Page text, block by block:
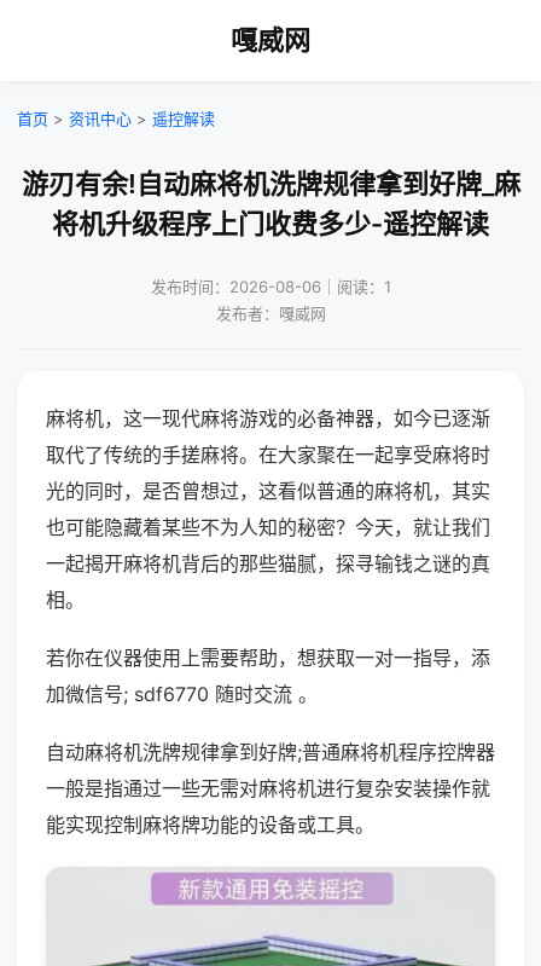
嘎威网
首页 > 资讯中心 > 遥控解读
游刃有余!自动麻将机洗牌规律拿到好牌_麻
将机升级程序上门收费多少-遥控解读
发布时间：2026-08-06｜阅读：1
发布者：嘎威网
麻将机，这一现代麻将游戏的必备神器，如今已逐渐
取代了传统的手搓麻将。在大家聚在一起享受麻将时
光的同时，是否曾想过，这看似普通的麻将机，其实
也可能隐藏着某些不为人知的秘密？今天，就让我们
一起揭开麻将机背后的那些猫腻，探寻输钱之谜的真
相。
若你在仪器使用上需要帮助，想获取一对一指导，添
加微信号; sdf6770 随时交流 。
自动麻将机洗牌规律拿到好牌;普通麻将机程序控牌器
一般是指通过一些无需对麻将机进行复杂安装操作就
能实现控制麻将牌功能的设备或工具。